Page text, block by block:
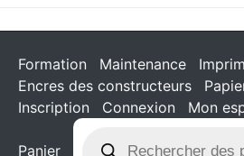
Formation Maintenance
Encres des constructeurs
Inscription
Connexion Mon
Panier